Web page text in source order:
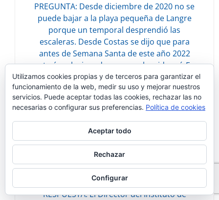
Descarga del documento:
86.44 KB
PREGUNTA: Desde diciembre de 2020 no se
puede bajar a la playa pequeña de Langre
porque un temporal desprendió las
escaleras. Desde Costas se dijo que para
antes de Semana Santa de este año 2022
estaría solucionado, pero no ha sido así. Es
un recurso muy importante para una zona
turística como es Langre y los vecinos lo
reclaman. ¿Qué solución propone Costas
para dar solución a este problema y habilitar
a l (684/054480)
07/12/2022
RESPUESTA: El Director del Instituto de
Utilizamos cookies propias y de terceros para garantizar el
funcionamiento de la web, medir su uso y mejorar nuestros
servicios. Puede aceptar todas las cookies, rechazar las no
necesarias o configurar sus preferencias. Política de cookies
Aceptar todo
Rechazar
Configurar